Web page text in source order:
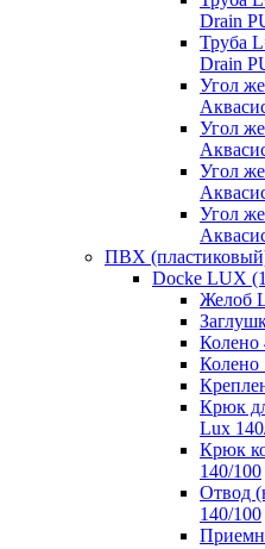
Drain
Труба
Drain
Угол
Угол
Угол
Угол
ПВХ
Docke LUX
Желоб
Колено
Колено
Крюк
Lux
Крюк
140/100
Отвод
140/100